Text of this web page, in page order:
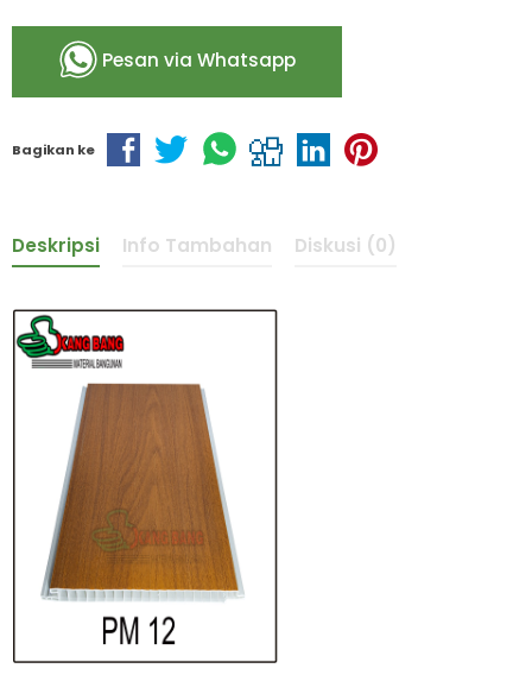
Pesan via Whatsapp
Bagikan ke
Deskripsi Info Tambahan Diskusi (0)